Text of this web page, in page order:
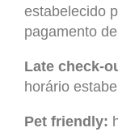
estabelecido
pagamento
Late check-
horário
Pet friendly: